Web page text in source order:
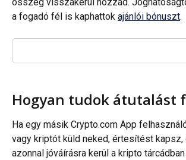
a fogadó fél is kaphattok ajánlói bónuszt.
Hogyan tudok átutalást
Ha egy másik Crypto.com App
vagy kriptót küld neked, értesítést
azonnal jóváírásra kerül a kripto